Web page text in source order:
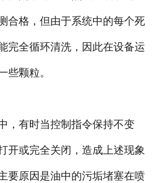
合格，但由于系统中的每个死
完全循环清洗，因此在设备运
些颗粒。
有时当控制指令保持不变
开或完全关闭，造成上述现象
要原因是油中的污垢堵塞在喷